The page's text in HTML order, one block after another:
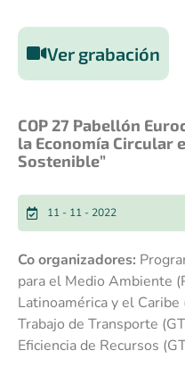
Ver grabación
COP 27 Pabellón
la Economía Circular
Sostenible”
11 - 11 - 2022
Co organizadores:
para el Medio Ambiente
Latinoamérica y el
Trabajo de Transporte
Eficiencia de Recursos